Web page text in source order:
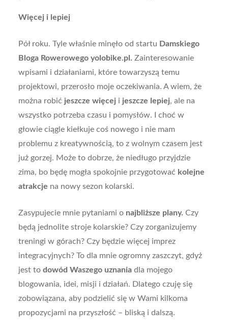
Więcej i lepiej
Pół roku. Tyle właśnie minęło od startu Damskiego
Bloga Rowerowego yolobike.pl. Zainteresowanie
wpisami i działaniami, które towarzyszą temu
projektowi, przerosło moje oczekiwania. A wiem, że
można robić jeszcze więcej i jeszcze lepiej, ale na
wszystko potrzeba czasu i pomysłów. I choć w
głowie ciągle kiełkuje coś nowego i nie mam
problemu z kreatywnością, to z wolnym czasem jest
już gorzej. Może to dobrze, że niedługo przyjdzie
zima, bo będę mogła spokojnie przygotować kolejne
atrakcje na nowy sezon kolarski.
Zasypujecie mnie pytaniami o najbliższe plany. Czy
będą jednolite stroje kolarskie? Czy zorganizujemy
treningi w górach? Czy będzie więcej imprez
integracyjnych? To dla mnie ogromny zaszczyt, gdyż
jest to dowód Waszego uznaniadla mojego
blogowania, idei, misji i działań. Dlatego czuję się
zobowiązana, aby podzielić się w Wami kilkoma
propozycjami na przyszłość – bliską i dalszą.